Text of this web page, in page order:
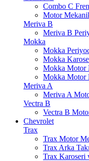
Combo C
Motor
Meriva B
Meriva B
Mokka
Mokka
Mokka
Mokka Motor
Mokka Motor
Meriva A
Meriva A
Vectra B
Vectra B
Chevrolet
Trax
Trax Motor
Trax Arka
Trax Karoseri